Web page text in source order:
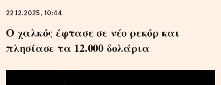
22.12.2025, 10:44
Ο χαλκός έφτασε σε νέο ρεκόρ και
πλησίασε τα 12.000 δολάρια